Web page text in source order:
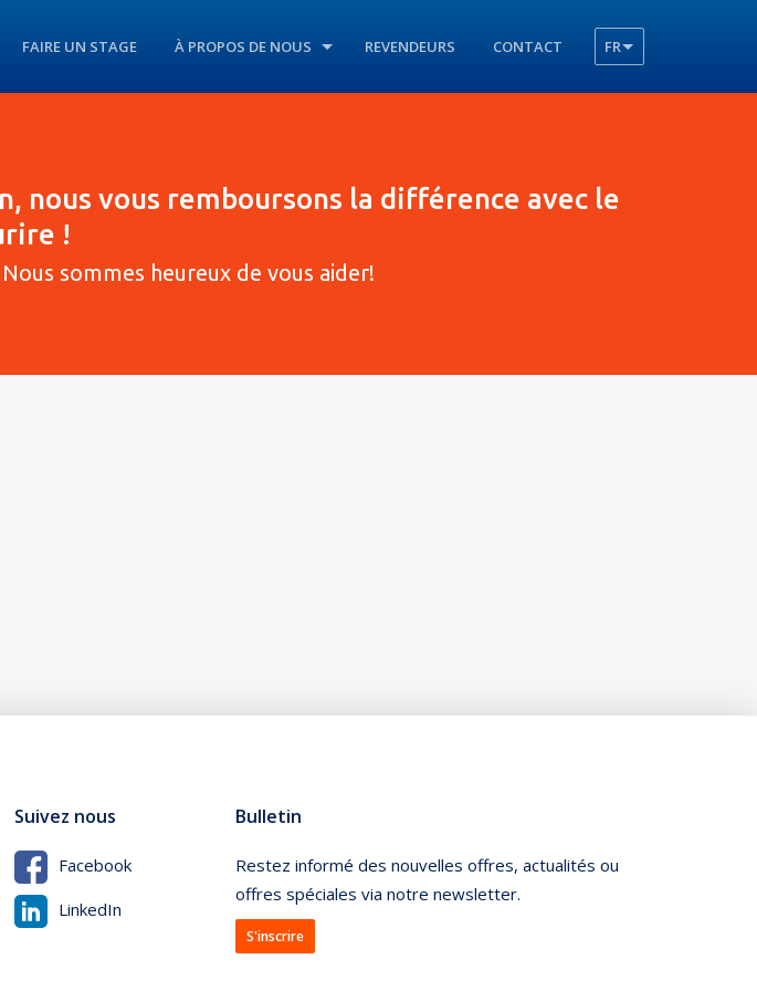
FAIRE UN STAGE À PROPOS DE NOUS REVENDEURS CONTACT FR
nous vous remboursons la différence avec le
!
sommes heureux de vous aider!
Suivez nous
Facebook
LinkedIn
Bulletin
Restez informé des nouvelles offres, actualités ou
offres spéciales via notre newsletter.
S'inscrire